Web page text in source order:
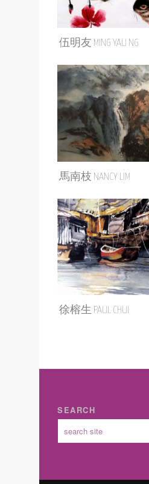
伍明友 MING YAU NG
馬南枝 NANCY LIM
徐榕生 PAUL CHUI
SEARCH